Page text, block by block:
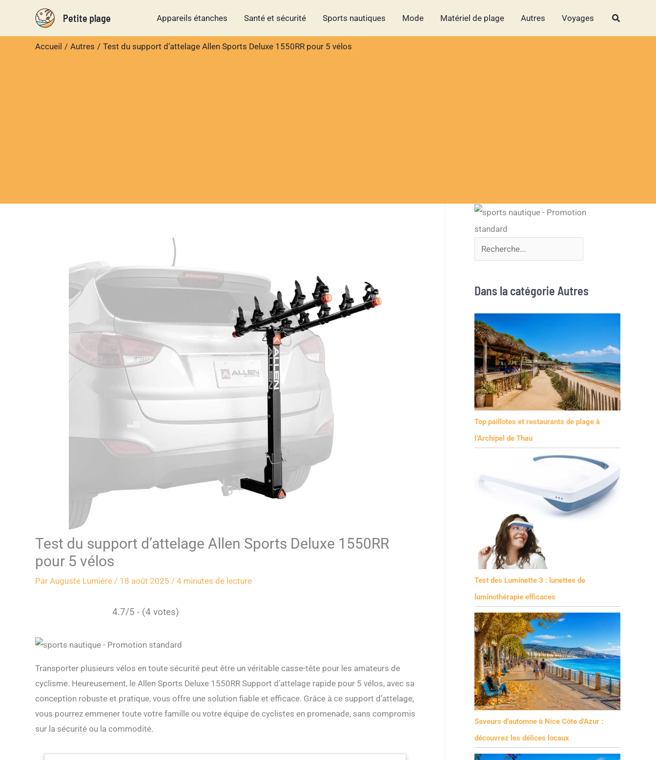
contenu
Petite plage Appareils étanches Santé et sécurité Sports nautiques Mode Matériel de plage Autres Voyages Rechercher
Accueil Autres Test du support d’attelage Allen Sports Deluxe 1550RR pour 5 vélos
Test du support d’attelage Allen Sports Deluxe 1550RR
pour 5 vélos
Par Auguste Lumière / 18 août 2025 / 4 minutes de lecture
4.7/5 - (4 votes)
Transporter plusieurs vélos en toute sécurité peut être un véritable casse-tête pour les amateurs de
cyclisme. Heureusement, le Allen Sports Deluxe 1550RR Support d’attelage rapide pour 5 vélos, avec sa
conception robuste et pratique, vous offre une solution fiable et efficace. Grâce à ce support d’attelage,
vous pourrez emmener toute votre famille ou votre équipe de cyclistes en promenade, sans compromis
sur la sécurité ou la commodité.
Dans la catégorie Autres
Top paillotes et restaurants de plage à
l’Archipel de Thau
Test des Luminette 3 : lunettes de
luminothérapie efficaces
Saveurs d’automne à Nice Côte d’Azur :
découvrez les délices locaux